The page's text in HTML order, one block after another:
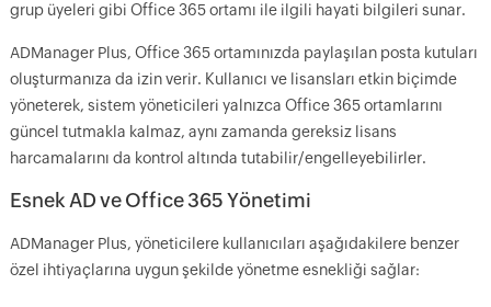
grup üyeleri gibi Office 365 ortamı ile ilgili hayati bilgileri sunar.
ADManager Plus, Office 365 ortamınızda paylaşılan posta kutuları
oluşturmanıza da izin verir. Kullanıcı ve lisansları etkin biçimde
yöneterek, sistem yöneticileri yalnızca Office 365 ortamlarını
güncel tutmakla kalmaz, aynı zamanda gereksiz lisans
harcamalarını da kontrol altında tutabilir/engelleyebilirler.
Esnek AD ve Office 365 Yönetimi
ADManager Plus, yöneticilere kullanıcıları aşağıdakilere benzer
özel ihtiyaçlarına uygun şekilde yönetme esnekliği sağlar: